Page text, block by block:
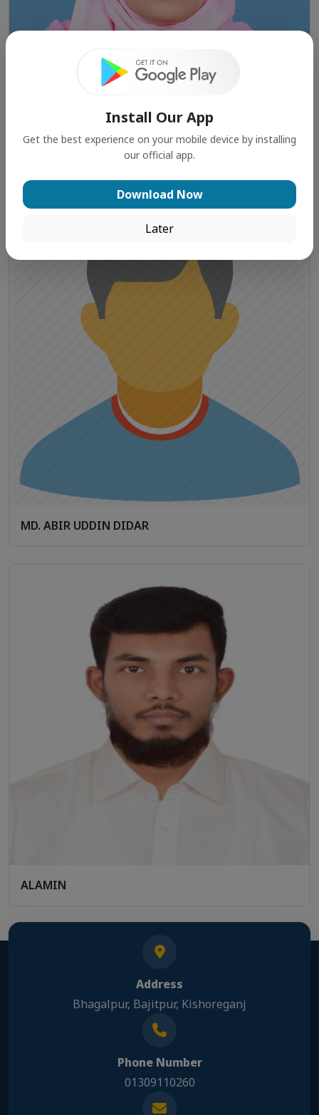
MD. ABIR UDDIN DIDAR
ALAMIN
Address
Bhagalpur, Bajitpur, Kishoreganj
Phone Number
01309110260
Install Our App
Get the best experience on your mobile device by installing
our official app.
Download Now
Later